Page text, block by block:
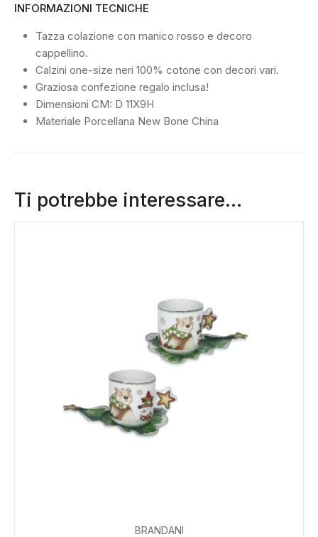
INFORMAZIONI TECNICHE
Tazza colazione con manico rosso e decoro
cappellino.
Calzini one-size neri 100% cotone con decori vari.
Graziosa confezione regalo inclusa!
Dimensioni CM: D 11X9H
Materiale Porcellana New Bone China
Ti potrebbe interessare…
BRANDANI